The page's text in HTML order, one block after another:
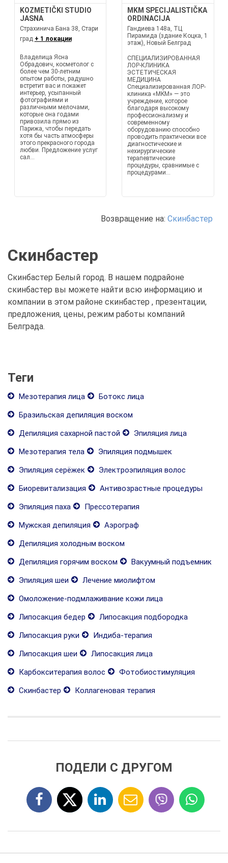
KOZMETIČKI STUDIO
JASNA
Страхинича Бана 38, Стари
град + 1 локации
Владелица Ясна
Обрадович, косметолог с
более чем 30-летним
опытом работы, радушно
встретит вас и покажет
интерьер, усыпанный
фотографиями и
различными мелочами,
которые она годами
привозила прямо из
Парижа, чтобы передать
хотя бы часть атмосферы
этого прекрасного города
любви. Предложение услуг
сал...
MKM SPECIJALISTIČKA
ORDINACIJA
Гандиева 148а, ТЦ
Пирамида (здание Коцка, 1
этаж), Новый Белград
СПЕЦИАЛИЗИРОВАННАЯ
ЛОР-КЛИНИКА
ЭСТЕТИЧЕСКАЯ
МЕДИЦИНА
Специализированная ЛОР-
клиника «MKM» — это
учреждение, которое
благодаря высокому
профессионализму и
современному
оборудованию способно
проводить практически все
диагностические и
нехирургические
терапевтические
процедуры, сравнимые с
процедурами...
Возвращение на: Скинбастер
Скинбастер
Скинбастер Белый город. В нашем подрайоне
скинбастер вы можете найти всю информацию и
компании в этом районе скинбастер , презентации,
предложения, цены, режим работы компаний
Белграда.
Теги
Мезотерапия лица
Ботокс лица
Бразильская депиляция воском
Депиляция сахарной пастой
Эпиляция лица
Мезотерапия тела
Эпиляция подмышек
Эпиляция серёжек
Электроэпиляция волос
Биоревитализация
Антивозрастные процедуры
Эпиляция паха
Прессотерапия
Мужская депиляция
Аэрограф
Депиляция холодным воском
Депиляция горячим воском
Вакуумный подъемник
Эпиляция шеи
Лечение миолифтом
Омоложение-подмлаживание кожи лица
Липосакция бедер
Липосакция подбородка
Липосакция руки
Индиба-терапия
Липосакция шеи
Липосакция лица
Карбокситерапия волос
Фотобиостимуляция
Скинбастер
Коллагеновая терапия
ПОДЕЛИ С ДРУГОМ